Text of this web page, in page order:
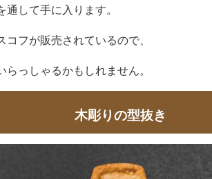
して手に入ります。
フが販売されているので、
っしゃるかもしれません。
木彫りの型抜き